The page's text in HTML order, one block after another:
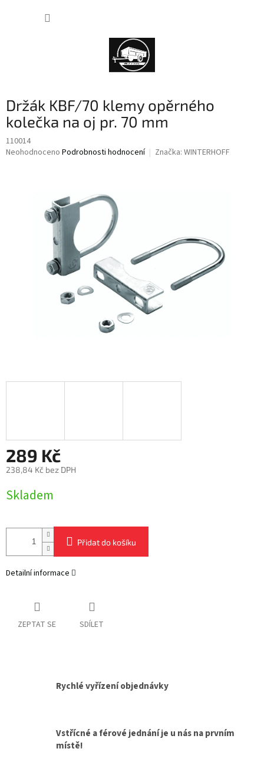
Držák KBF/70 klemy opěrného
kolečka na oj pr. 70 mm
110014
Průměrné
Neohodnoceno Podrobnosti hodnocení Značka: WINTERHOFF
289 Kč
238,84 Kč bez DPH
cena:
Skladem
Přidat do košíku
Detailní informace
ZEPTAT SE SDÍLET
Rychlé vyřízení objednávky
Vstřícné a férové jednání je u nás na prvním
místě!